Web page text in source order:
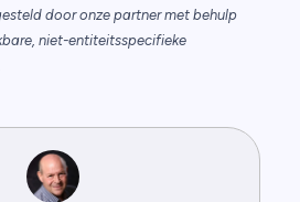
door onze partner met behulp
niet-entiteitsspecifieke